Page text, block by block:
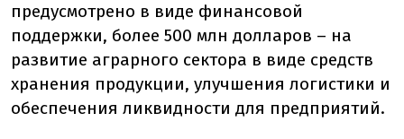
предусмотрено в виде финансовой
поддержки, более 500 млн долларов – на
развитие аграрного сектора в виде средств
хранения продукции, улучшения логистики и
обеспечения ликвидности для предприятий.